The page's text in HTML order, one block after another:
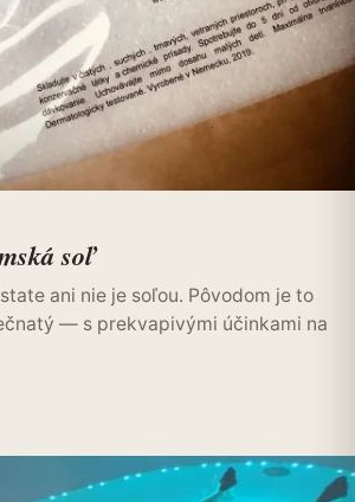
soľ
ani nie je soľou. Pôvodom je to
— s prekvapivými účinkami na